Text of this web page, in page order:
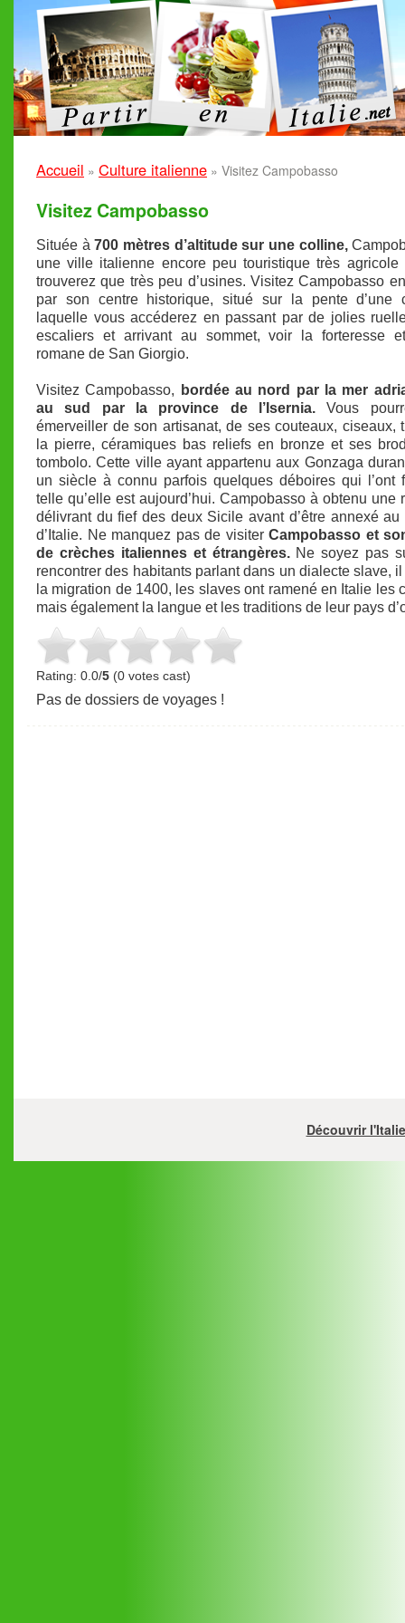
Accueil » Culture italienne » Visitez Campobasso
Visitez Campobasso
Située à 700 mètres d’altitude sur une colline,
une ville italienne encore peu touristique très agricole
trouverez que très peu d’usines. Visitez Campobasso
par son centre historique, situé sur la pente d’une
laquelle vous accéderez en passant par de jolies
escaliers et arrivant au sommet, voir la forteresse
romane de San Giorgio.
Visitez Campobasso, bordée au nord par la mer
au sud par la province de l’Isernia.Vous
émerveiller de son artisanat, de ses couteaux, ciseaux,
la pierre, céramiques bas reliefs en bronze et ses
tombolo. Cette ville ayant appartenu aux Gonzaga
un siècle à connu parfois quelques déboires qui l’ont
telle qu’elle est aujourd’hui. Campobasso à obtenu une
délivrant du fief des deux Sicile avant d’être annexé au
d’Italie. Ne manquez pas de visiterCampobasso et
de crèches italiennes et étrangères. Ne soyez pas
rencontrer des habitants parlant dans un dialecte slave, il
la migration de 1400, les slaves ont ramené en Italie les
mais également la langue et les traditions de leur pays
Rating: 0.0/5 (0 votes cast)
Pas de dossiers de voyages !
Découvrir